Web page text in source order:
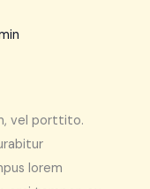
vel porttito.
lorem